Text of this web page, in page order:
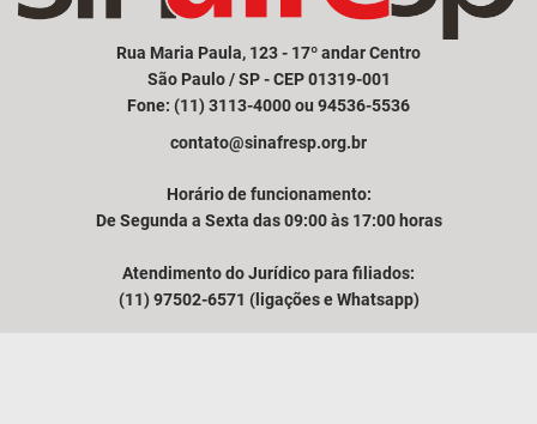
Rua Maria Paula, 123 - 17º andar Centro
São Paulo / SP - CEP 01319-001
Fone: (11) 3113-4000 ou 94536-5536
contato@sinafresp.org.br
Horário de funcionamento:
De Segunda a Sexta das 09:00 às 17:00 horas
Atendimento do Jurídico para filiados:
(11) 97502-6571 (ligações e Whatsapp)